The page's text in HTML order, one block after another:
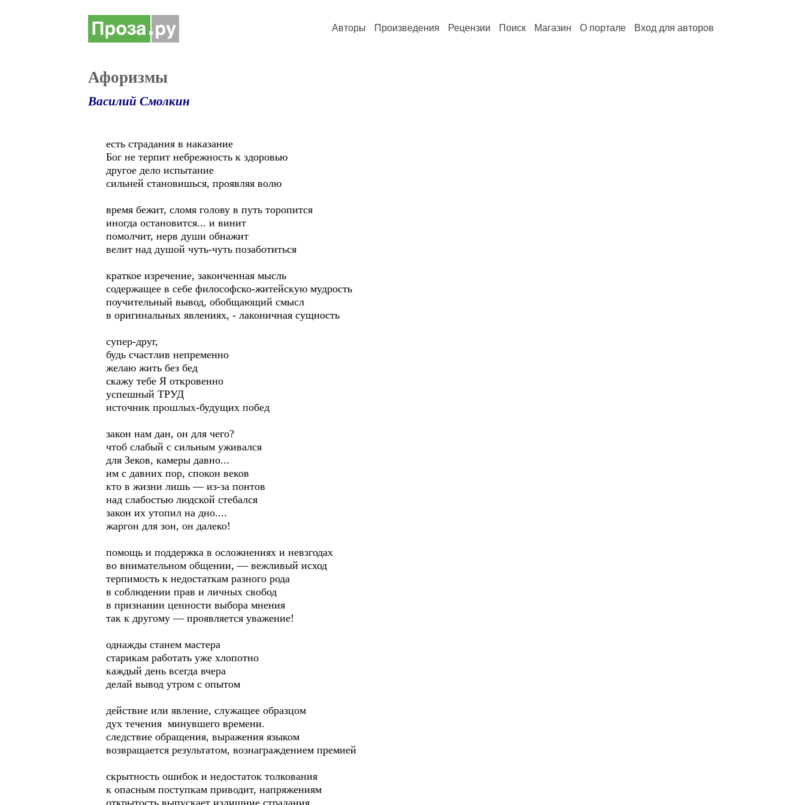
Авторы Произведения Рецензии Поиск Магазин О портале Вход для авторов
Афоризмы
Василий Смолкин
есть страдания в наказание
Бог не терпит небрежность к здоровью
другое дело испытание
сильней становишься, проявляя волю
время бежит, сломя голову в путь торопится
иногда остановится... и винит
помолчит, нерв души обнажит
велит над душой чуть-чуть позаботиться
краткое изречение, законченная мысль
содержащее в себе философско-житейскую мудрость
поучительный вывод, обобщающий смысл
в оригинальных явлениях, - лаконичная сущность
супер-друг,
будь счастлив непременно
желаю жить без бед
скажу тебе Я откровенно
успешный ТРУД
источник прошлых-будущих побед
закон нам дан, он для чего?
чтоб слабый с сильным уживался
для Зеков, камеры давно...
им с давних пор, спокон веков
кто в жизни лишь — из-за понтов
над слабостью людской стебался
закон их утопил на дно....
жаргон для зон, он далеко!
помощь и поддержка в осложнениях и невзгодах
во внимательном общении, — вежливый исход
терпимость к недостаткам разного рода
в соблюдении прав и личных свобод
в признании ценности выбора мнения
так к другому — проявляется уважение!
однажды станем мастера
старикам работать уже хлопотно
каждый день всегда вчера
делай вывод утром с опытом
действие или явление, служащее образцом
дух течения минувшего времени.
следствие обращения, выражения языком
возвращается результатом, вознаграждением премией
скрытность ошибок и недостаток толкования
к опасным поступкам приводит, напряжениям
открытость выпускает излишние страдания